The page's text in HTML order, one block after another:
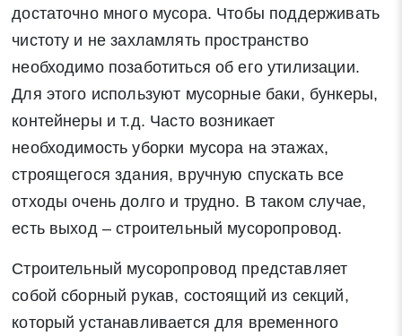
достаточно много мусора. Чтобы поддерживать
чистоту и не захламлять пространство
необходимо позаботиться об его утилизации.
Для этого используют мусорные баки, бункеры,
контейнеры и т.д. Часто возникает
необходимость уборки мусора на этажах,
строящегося здания, вручную спускать все
отходы очень долго и трудно. В таком случае,
есть выход – строительный мусоропровод.
Строительный мусоропровод представляет
собой сборный рукав, состоящий из секций,
который устанавливается для временного